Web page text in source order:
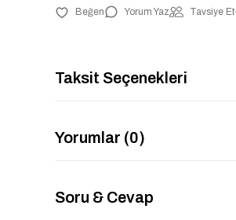
Yorum Yaz Tavsiye Et
Taksit Seçenekleri
Yorumlar (0)
Soru & Cevap